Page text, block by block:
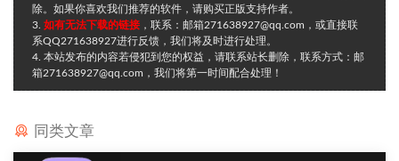
除。如果你喜欢我们推荐的软件，请购买正版支持作者。
3. 如有无法下载的链接 ，联系：邮箱271638927@qq.com，或直接联
系QQ271638927进行反馈，我们将及时进行处理。
4. 本站发布的内容若侵犯到您的权益，请联系站长删除，联系方式：邮
箱271638927@qq.com，我们将第一时间配合处理！
同类文章